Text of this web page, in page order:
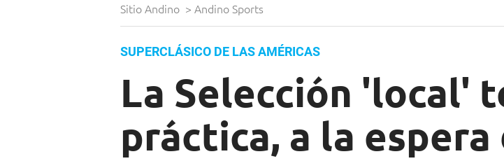
Sitio Andino > Andino Sports
SUPERCLÁSICO DE LAS AMÉRICAS
La Selección 'local'
práctica, a la